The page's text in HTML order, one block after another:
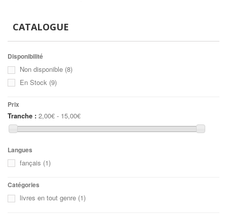
CATALOGUE
Disponibilité
Non disponible (8)
En Stock (9)
Prix
Tranche : 2,00€ - 15,00€
Langues
fançais (1)
Catégories
livres en tout genre (1)